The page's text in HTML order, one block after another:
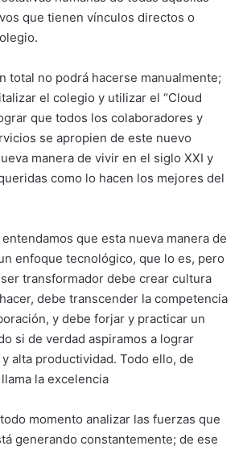
que tienen vínculos directos o
total no podrá hacerse manualmente;
el colegio y utilizar el “Cloud
que todos los colaboradores y
se apropien de este nuevo
manera de vivir en el siglo XXI y
como lo hacen los mejores del
que esta nueva manera de
enfoque tecnológico, que lo es, pero
transformador debe crear cultura
debe transcender la competencia
y debe forjar y practicar un
si de verdad aspiramos a lograr
alta productividad. Todo ello, de
la excelencia
momento analizar las fuerzas que
generando constantemente; de ese